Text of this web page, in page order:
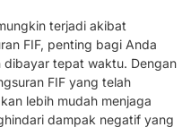
terjadi akibat
FIF, penting bagi Anda
dibayar tepat waktu. Dengan
FIF yang telah
lebih mudah menjaga
dampak negatif yang